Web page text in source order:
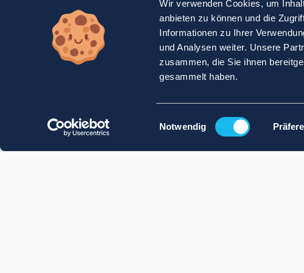
Wir verwenden Cookies, um
anbieten zu können und die
Informationen zu Ihrer
und Analysen weiter. Unsere
zusammen, die Sie ihnen
gesammelt haben.
Einwilligungsauswahl
Notwendig